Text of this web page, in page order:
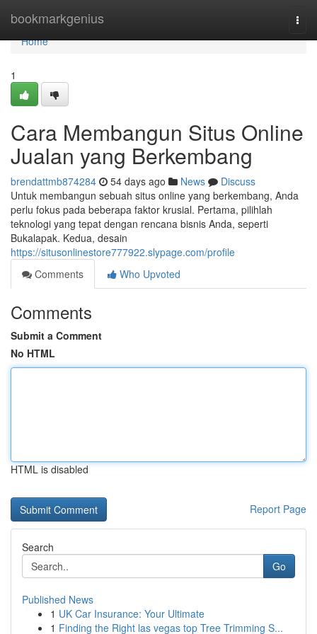
bookmarkgenius
Home
Home
1
Cara Membangun Situs Online
Jualan yang Berkembang
brendattmb874284 54 days ago News
Discuss
Untuk membangun sebuah situs online yang berkembang, Anda
perlu fokus pada beberapa faktor krusial. Pertama, pilihlah
teknologi yang tepat dengan rencana bisnis Anda, seperti
Bukalapak. Kedua, desain
https://situsonlinestore777922.slypage.com/profile
Comments
Who Upvoted
Comments
Submit a Comment
No HTML
HTML is disabled
Report Page
Search
Go
Published News
1 UK Car Insurance: Your Ultimate
1 Finding the Right las vegas top Tree Trimming S...